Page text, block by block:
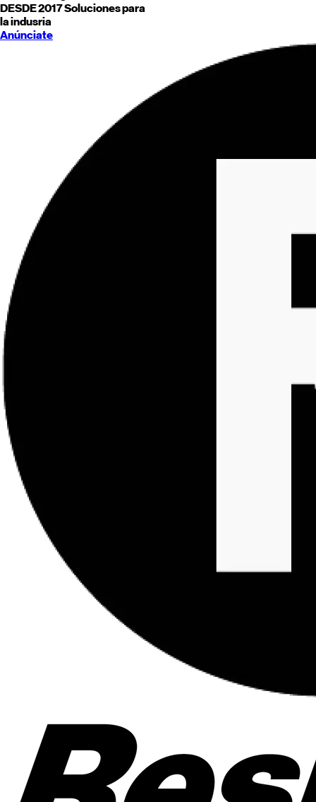
DESDE 2017Soluciones para
la indusria
Anúnciate